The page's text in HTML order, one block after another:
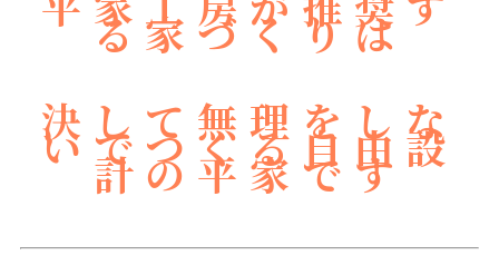
る家づくりは
決して無理をしな
いでつくる自由設
計の平家です